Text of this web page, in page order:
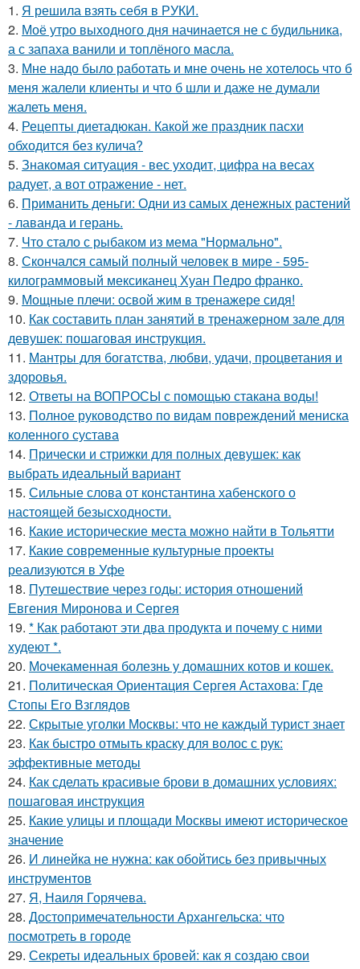
1. Я решила взять себя в РУКИ.
2. Моё утро выходного дня начинается не с будильника,
а с запаха ванили и топлёного масла.
3. Мне надо было работать и мне очень не хотелось что б
меня жалели клиенты и что б шли и даже не думали
жалеть меня.
4. Рецепты диетадюкан. Какой же праздник пасхи
обходится без кулича?
5. Знакомая ситуация - вес уходит, цифра на весах
радует, а вот отражение - нет.
6. Приманить деньги: Одни из самых денежных растений
- лаванда и герань.
7. Что стало с рыбаком из мема "Нормально".
8. Скончался самый полный человек в мире - 595-
килограммовый мексиканец Хуан Педро франко.
9. Мощные плечи: освой жим в тренажере сидя!
10. Как составить план занятий в тренажерном зале для
девушек: пошаговая инструкция.
11. Мантры для богатства, любви, удачи, процветания и
здоровья.
12. Ответы на ВОПРОСЫ с помощью стакана воды!
13. Полное руководство по видам повреждений мениска
коленного сустава
14. Прически и стрижки для полных девушек: как
выбрать идеальный вариант
15. Сильные слова от константина хабенского о
настоящей безысходности.
16. Какие исторические места можно найти в Тольятти
17. Какие современные культурные проекты
реализуются в Уфе
18. Путешествие через годы: история отношений
Евгения Миронова и Сергея
19. * Как работают эти два продукта и почему с ними
худеют *.
20. Мочекаменная болезнь у домашних котов и кошек.
21. Политическая Ориентация Сергея Астахова: Где
Стопы Его Взглядов
22. Скрытые уголки Москвы: что не каждый турист знает
23. Как быстро отмыть краску для волос с рук:
эффективные методы
24. Как сделать красивые брови в домашних условиях:
пошаговая инструкция
25. Какие улицы и площади Москвы имеют историческое
значение
26. И линейка не нужна: как обойтись без привычных
инструментов
27. Я, Наиля Горячева.
28. Достопримечательности Архангельска: что
посмотреть в городе
29. Секреты идеальных бровей: как я создаю свои